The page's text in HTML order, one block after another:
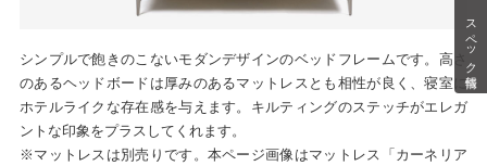
スペック情報
シンプルで飽きのこないモダンデザインのベッドフレームです。高さ
のあるヘッドボードは厚みのあるマットレスとも相性が良く、寝室に
ホテルライクな存在感を与えます。キルティングのステッチがエレガ
ントな印象をプラスしてくれます。
※マットレスは別売りです。本ページ画像はマットレス「カーネリア